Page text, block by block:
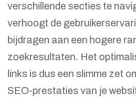
verschillende secties te
verhoogt de
bijdragen aan een hogere
zoekresultaten. Het
links is dus een slimme zet
SEO-prestaties van je